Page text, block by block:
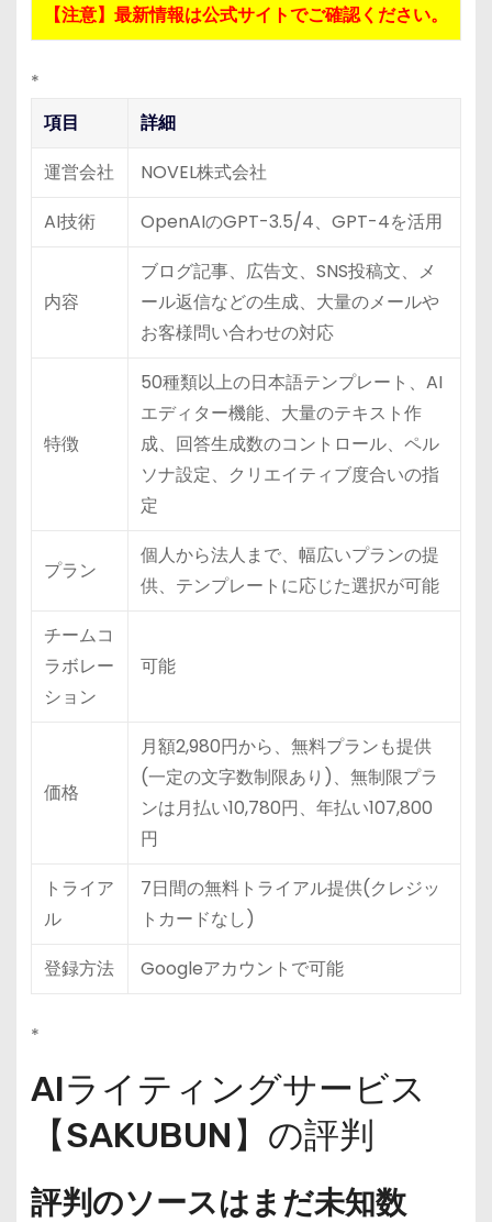
【注意】最新情報は公式サイトでご確認ください。
*
項目
詳細
運営会社
NOVEL株式会社
AI技術
OpenAIのGPT-3.5/4、GPT-4を活用
内容
ブログ記事、広告文、SNS投稿文、メ
ール返信などの生成、大量のメールや
お客様問い合わせの対応
特徴
50種類以上の日本語テンプレート、AI
エディター機能、大量のテキスト作
成、回答生成数のコントロール、ペル
ソナ設定、クリエイティブ度合いの指
定
プラン
個人から法人まで、幅広いプランの提
供、テンプレートに応じた選択が可能
チームコ
ラボレー
ション
可能
価格
月額2,980円から、無料プランも提供
(一定の文字数制限あり)、無制限プラ
ンは月払い10,780円、年払い107,800
円
トライア
ル
7日間の無料トライアル提供(クレジッ
トカードなし)
登録方法
Googleアカウントで可能
*
AIライティングサービス
【SAKUBUN】の評判
評判のソースはまだ未知数